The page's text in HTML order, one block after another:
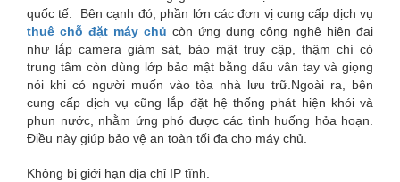
quốc tế. Bên cạnh đó, phần lớn các đơn vị cung cấp dịch vụ
thuê chỗ đặt máy chủ còn ứng dụng công nghệ hiện đại
như lắp camera giám sát, bảo mật truy cập, thậm chí có
trung tâm còn dùng lớp bảo mật bằng dấu vân tay và giọng
nói khi có người muốn vào tòa nhà lưu trữ.Ngoài ra, bên
cung cấp dịch vụ cũng lắp đặt hệ thống phát hiện khói và
phun nước, nhằm ứng phó được các tình huống hỏa hoạn.
Điều này giúp bảo vệ an toàn tối đa cho máy chủ.
Không bị giới hạn địa chỉ IP tĩnh.